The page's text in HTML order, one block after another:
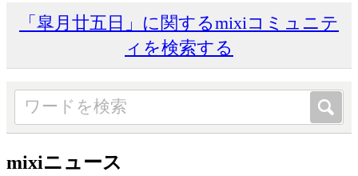
「皐月廿五日」に関するmixiコミュニテ
ィを検索する
mixiニュース